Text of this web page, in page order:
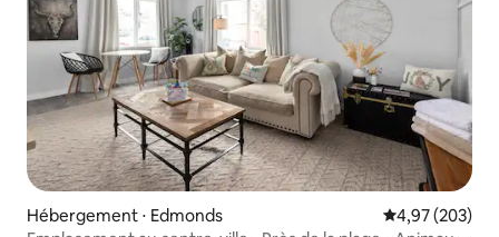
Hébergement ⋅ Edmonds Évaluation
4,97 (203)